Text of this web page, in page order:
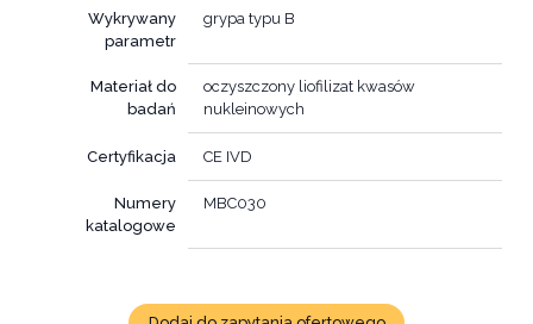
Wykrywany
parametr
grypa typu B
Materiał do
badań
oczyszczony liofilizat kwasów
nukleinowych
Certyfikacja CE IVD
Numery
katalogowe
MBC030